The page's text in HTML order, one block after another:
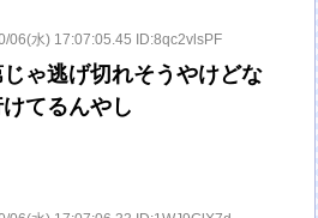
06(水) 17:07:05.45 ID:8qc2vlsPF
ゃ逃げ切れそうやけどな
てるんやし